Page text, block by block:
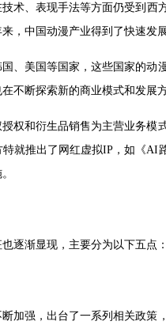
术、表现手法等方面仍受到
，中国动漫产业得到了快速发
、美国等国家，这些国家的
不断探索新的商业模式和发展
权和衍生品销售为主营业务
就推出了网红虚拟IP，如《
逐渐显现，主要分为以下五点：
加强，出台了一系列相关政